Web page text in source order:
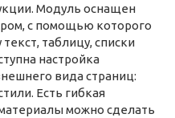
Модуль оснащен
с помощью которого
таблицу, списки
настройка
вида страниц:
Есть гибкая
можно сделать